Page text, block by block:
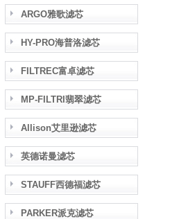
ARGO雅歌滤芯
HY-PRO海普洛滤芯
FILTREC富卓滤芯
MP-FILTRI翡翠滤芯
Allison艾里逊滤芯
英德诺曼滤芯
STAUFF西德福滤芯
PARKER派克滤芯